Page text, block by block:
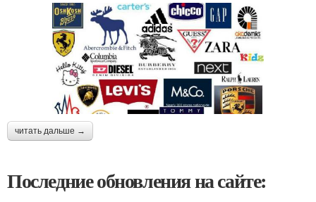
читать дальше →
Последние обновления на сайте: